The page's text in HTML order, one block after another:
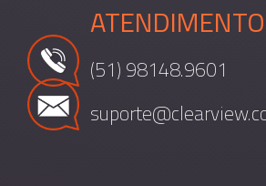
ATENDIMENTO
(51) 98148.9601